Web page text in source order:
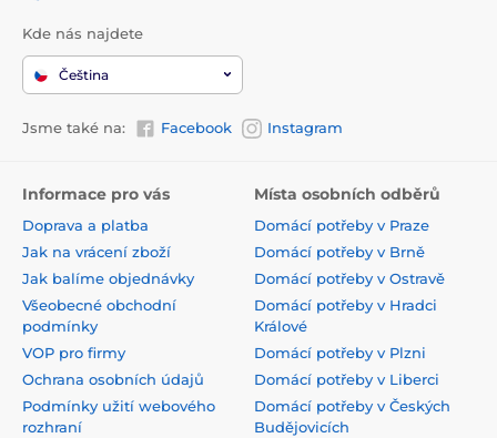
Kde nás najdete
Čeština
Jsme také na: Facebook Instagram
Informace pro vás
Doprava a platba
Jak na vrácení zboží
Jak balíme objednávky
Všeobecné obchodní
podmínky
VOP pro firmy
Ochrana osobních údajů
Podmínky užití webového
rozhraní
Místa osobních odběrů
Domácí potřeby v Praze
Domácí potřeby v Brně
Domácí potřeby v Ostravě
Domácí potřeby v Hradci
Králové
Domácí potřeby v Plzni
Domácí potřeby v Liberci
Domácí potřeby v Českých
Budějovicích